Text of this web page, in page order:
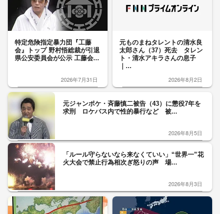
特定危険指定暴力団『工藤
会』トップ 野村悟総裁が引退
県公安委員会が公示 工藤会...
2026年7月31日
元ものまねタレントの清水良
太郎さん（37）死去 タレン
ト・清水アキラさんの息子
｜...
2026年8月2日
元ジャンポケ・斉藤慎二被告（43）に懲役7年を
求刑 ロケバス内で性的暴行など 被...
2026年8月5日
「ルール守らないなら来なくていい」“世界一”花
火大会で禁止行為相次ぎ怒りの声 場...
2026年8月3日